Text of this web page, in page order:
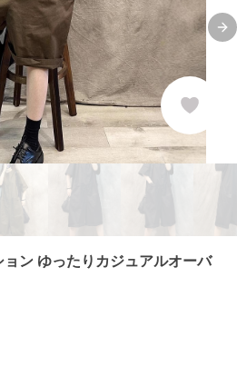
ン ゆったりカジュアルオーバ